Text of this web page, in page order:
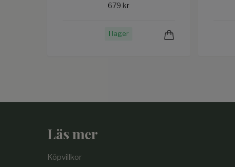
679 kr
I lager
Läs mer
Köpvillkor